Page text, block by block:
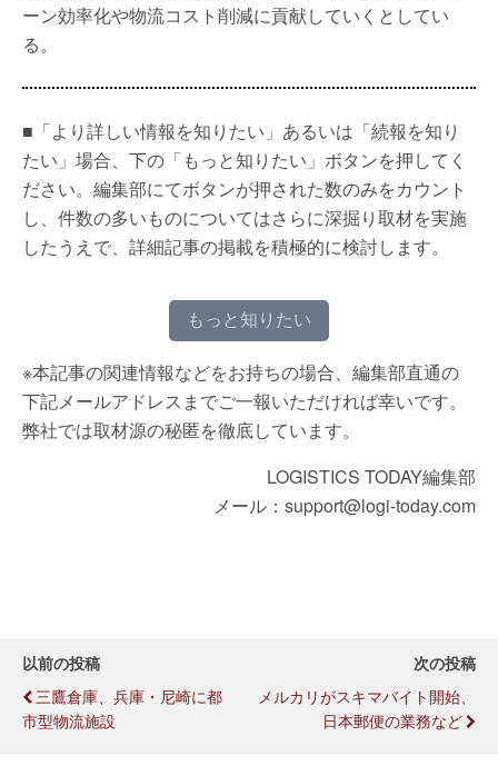
ーン効率化や物流コスト削減に貢献していくとしてい
る。
■「より詳しい情報を知りたい」あるいは「続報を知り
たい」場合、下の「もっと知りたい」ボタンを押してく
ださい。編集部にてボタンが押された数のみをカウント
し、件数の多いものについてはさらに深掘り取材を実施
したうえで、詳細記事の掲載を積極的に検討します。
もっと知りたい
※本記事の関連情報などをお持ちの場合、編集部直通の
下記メールアドレスまでご一報いただければ幸いです。
弊社では取材源の秘匿を徹底しています。
LOGISTICS TODAY編集部
メール：support@logi-today.com
以前の投稿
三鷹倉庫、兵庫・尼崎に都
市型物流施設
次の投稿
メルカリがスキマバイト開始、
日本郵便の業務など